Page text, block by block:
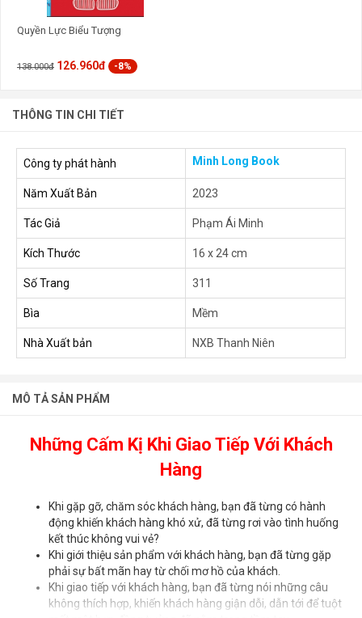
Quyền Lực Biểu Tượng
138.000đ 126.960đ -8%
THÔNG TIN CHI TIẾT
Công ty phát hành Minh Long Book
Năm Xuất Bản 2023
Tác Giả Phạm Ái Minh
Kích Thước 16 x 24 cm
Số Trang 311
Bìa Mềm
Nhà Xuất bản NXB Thanh Niên
MÔ TẢ SẢN PHẨM
Những Cấm Kị Khi Giao Tiếp Với Khách
Hàng
Khi gặp gỡ, chăm sóc khách hàng, bạn đã từng có hành
động khiến khách hàng khó xử, đã từng rơi vào tình huống
kết thúc không vui vẻ?
Khi giới thiệu sản phẩm với khách hàng, bạn đã từng gặp
phải sự bất mãn hay từ chối mơ hồ của khách.
Khi giao tiếp với khách hàng, bạn đã từng nói những câu
không thích hợp, khiến khách hàng giận dỗi, dẫn tới để tuột